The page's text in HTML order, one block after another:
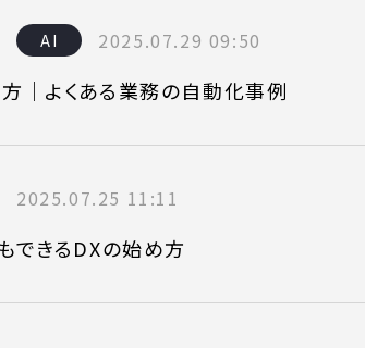
AI 2025.07.29 09:50
｜よくある業務の自動化事例
2025.07.25 11:11
できるDXの始め方